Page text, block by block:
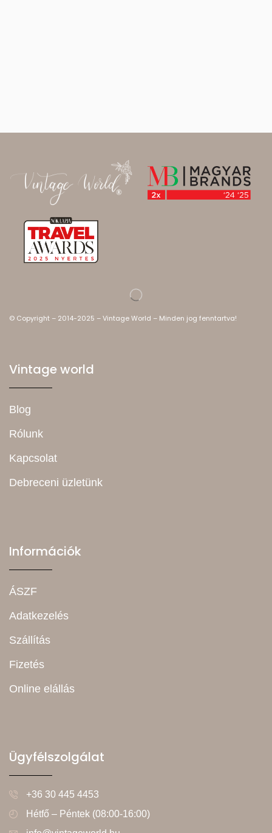
© Copyright – 2014-2025 – Vintage World – Minden jog fenntartva!
Vintage world
Blog
Rólunk
Kapcsolat
Debreceni üzletünk
Információk
ÁSZF
Adatkezelés
Szállítás
Fizetés
Online elállás
Ügyfélszolgálat
+36 30 445 4453
Hétfő – Péntek (08:00-16:00)